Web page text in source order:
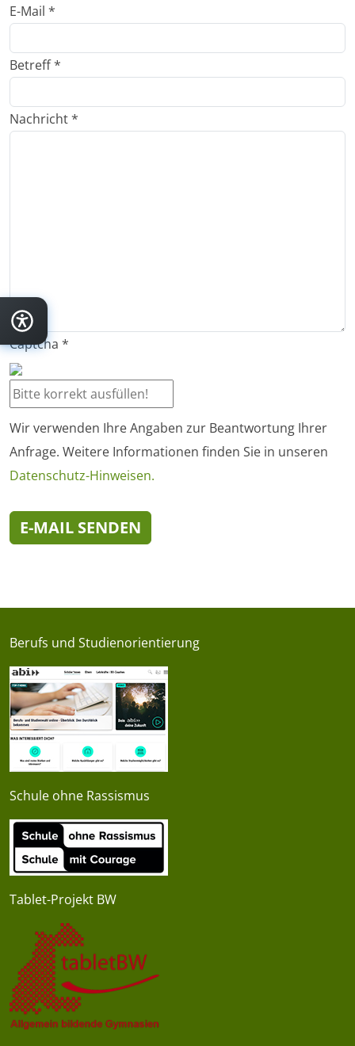
E-Mail *
Betreff*
Nachricht*
Captcha *
Wir verwenden Ihre Angaben zur Beantwortung Ihrer
Anfrage. Weitere Informationen finden Sie in unseren
Datenschutz-Hinweisen.
E-MAIL SENDEN
Berufs und Studienorientierung
Schule ohne Rassismus
Tablet-Projekt BW